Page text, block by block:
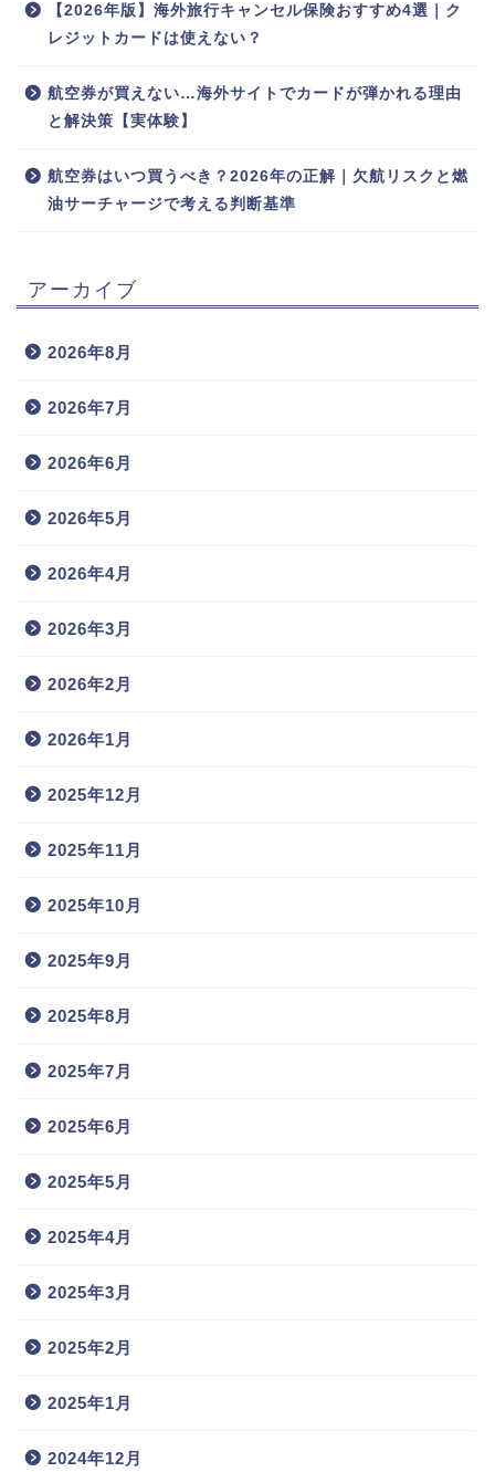
【2026年版】海外旅行キャンセル保険おすすめ4選｜ク
レジットカードは使えない？
航空券が買えない…海外サイトでカードが弾かれる理由
と解決策【実体験】
航空券はいつ買うべき？2026年の正解｜欠航リスクと燃
油サーチャージで考える判断基準
アーカイブ
2026年8月
2026年7月
2026年6月
2026年5月
2026年4月
2026年3月
2026年2月
2026年1月
2025年12月
2025年11月
2025年10月
2025年9月
2025年8月
2025年7月
2025年6月
2025年5月
2025年4月
2025年3月
2025年2月
2025年1月
2024年12月